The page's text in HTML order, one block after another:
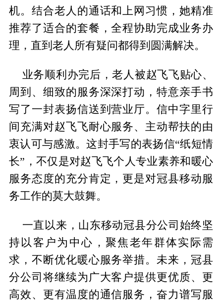
机。结合老人的通话和上网习惯，她精准
推荐了适合的套餐，全程协助完成业务办
理，直到老人所有疑问都得到圆满解决。
业务顺利办完后，老人被赵飞飞贴心、
周到、细致的服务深深打动，特意亲手书
写了一封表扬信送到营业厅。信中字里行
间充满对赵飞飞耐心服务、主动帮扶的由
衷认可与感激。这封手写的表扬信“纸短情
长”，不仅是对赵飞飞个人专业素养和暖心
服务态度的充分肯定，更是对冠县移动服
务工作的莫大鼓舞。
一直以来，山东移动冠县分公司始终坚
持以客户为中心，聚焦老年群体实际需
求，不断优化暖心服务举措。未来，冠县
分公司将继续为广大客户提供更优质、更
高效、更有温度的通信服务，奋力谱写服